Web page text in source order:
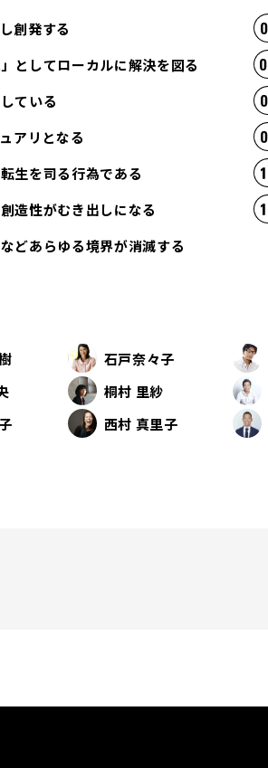
創発する
としてローカルに解決を図る
ている
アリとなる
生を司る行為である
造性がむき出しになる
どあらゆる境界が消滅する
石戸奈々子
桐村 里紗
西村 真里子